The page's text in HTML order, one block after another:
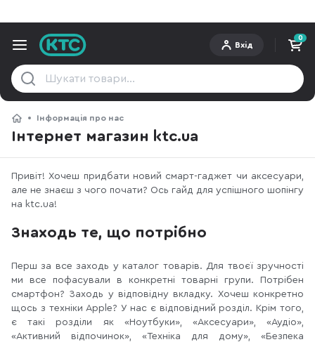
Вхід
0
Інформація про нас
Інтернет магазин ktc.ua
Привіт! Хочеш придбати новий смарт-гаджет чи аксесуари,
але не знаєш з чого почати? Ось гайд для успішного шопінгу
на ktc.ua!
Знаходь те, що потрібно
Перш за все заходь у каталог товарів. Для твоєї зручності
ми все пофасували в конкретні товарні групи. Потрібен
смартфон? Заходь у відповідну вкладку. Хочеш конкретно
щось з техніки Apple? У нас є відповідний розділ. Крім того,
є такі розділи як «Ноутбуки», «Аксесуари», «Аудіо»,
«Активний відпочинок», «Техніка для дому», «Безпека